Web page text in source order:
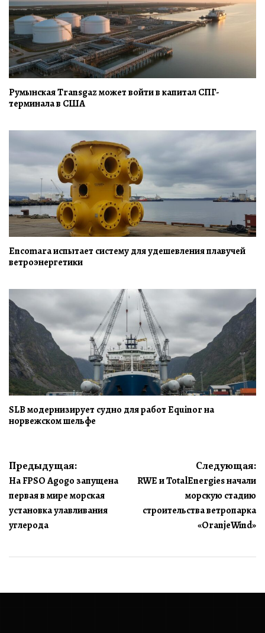
Румынская Transgaz может войти в капитал СПГ-
терминала в США
Encomara испытает систему для удешевления плавучей
ветроэнергетики
SLB модернизирует судно для работ Equinor на
норвежском шельфе
Навигация
по
записям
Предыдущая:
На FPSO Agogo запущена
первая в мире морская
установка улавливания
углерода
Следующая:
RWE и TotalEnergies начали
морскую стадию
строительства ветропарка
«OranjeWind»